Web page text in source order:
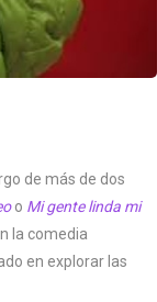
de más de dos
o Mi gente linda mi
la comedia
en explorar las